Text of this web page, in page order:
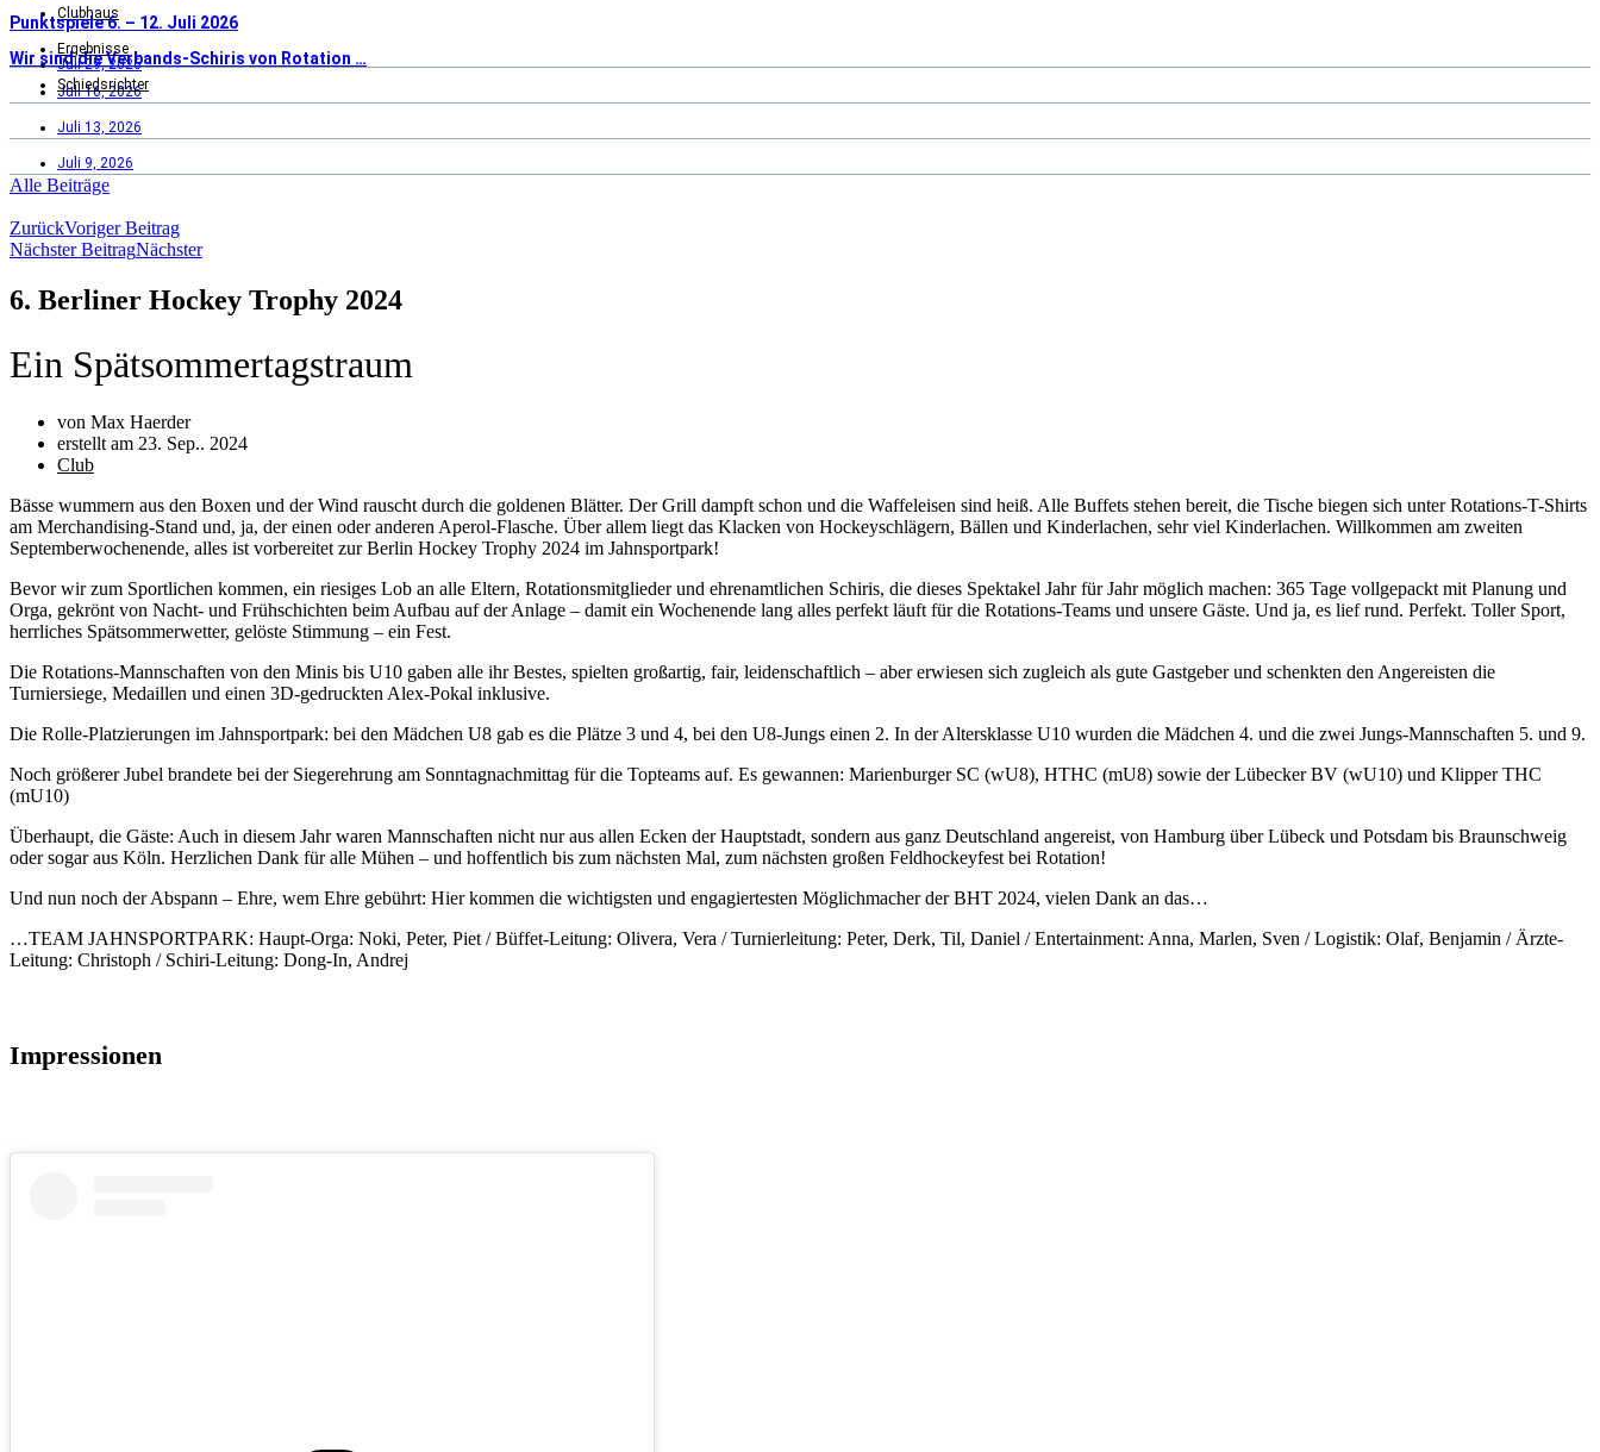
Juli 29, 2026
Juli 16, 2026
Clubhaus
Juli 13, 2026
Punktspiele 6. – 12. Juli 2026
Ergebnisse
Juli 9, 2026
Wir sind die Verbands-Schiris von Rotation …
Schiedsrichter
Alle Beiträge
ZurückVoriger Beitrag
Nächster BeitragNächster
6. Berliner Hockey Trophy 2024
Ein Spätsommertagstraum
von Max Haerder
erstellt am 23. Sep.. 2024
Club
Bässe wummern aus den Boxen und der Wind rauscht durch die goldenen Blätter. Der Grill dampft schon und die Waffeleisen sind heiß. Alle Buffets stehen bereit, die Tische biegen sich unter Rotations-T-Shirts
am Merchandising-Stand und, ja, der einen oder anderen Aperol-Flasche. Über allem liegt das Klacken von Hockeyschlägern, Bällen und Kinderlachen, sehr viel Kinderlachen. Willkommen am zweiten
Septemberwochenende, alles ist vorbereitet zur Berlin Hockey Trophy 2024 im Jahnsportpark!
Bevor wir zum Sportlichen kommen, ein riesiges Lob an alle Eltern, Rotationsmitglieder und ehrenamtlichen Schiris, die dieses Spektakel Jahr für Jahr möglich machen: 365 Tage vollgepackt mit Planung und
Orga, gekrönt von Nacht- und Frühschichten beim Aufbau auf der Anlage – damit ein Wochenende lang alles perfekt läuft für die Rotations-Teams und unsere Gäste. Und ja, es lief rund. Perfekt. Toller Sport,
herrliches Spätsommerwetter, gelöste Stimmung – ein Fest.
Die Rotations-Mannschaften von den Minis bis U10 gaben alle ihr Bestes, spielten großartig, fair, leidenschaftlich – aber erwiesen sich zugleich als gute Gastgeber und schenkten den Angereisten die
Turniersiege, Medaillen und einen 3D-gedruckten Alex-Pokal inklusive.
Die Rolle-Platzierungen im Jahnsportpark: bei den Mädchen U8 gab es die Plätze 3 und 4, bei den U8-Jungs einen 2. In der Altersklasse U10 wurden die Mädchen 4. und die zwei Jungs-Mannschaften 5. und 9.
Noch größerer Jubel brandete bei der Siegerehrung am Sonntagnachmittag für die Topteams auf. Es gewannen: Marienburger SC (wU8), HTHC (mU8) sowie der Lübecker BV (wU10) und Klipper THC
(mU10)
Überhaupt, die Gäste: Auch in diesem Jahr waren Mannschaften nicht nur aus allen Ecken der Hauptstadt, sondern aus ganz Deutschland angereist, von Hamburg über Lübeck und Potsdam bis Braunschweig
oder sogar aus Köln. Herzlichen Dank für alle Mühen – und hoffentlich bis zum nächsten Mal, zum nächsten großen Feldhockeyfest bei Rotation!
Und nun noch der Abspann – Ehre, wem Ehre gebührt: Hier kommen die wichtigsten und engagiertesten Möglichmacher der BHT 2024, vielen Dank an das…
…TEAM JAHNSPORTPARK: Haupt-Orga: Noki, Peter, ⁠Piet / Büffet-Leitung: Olivera, Vera / Turnierleitung: Peter, ⁠Derk, Til, ⁠Daniel / Entertainment: ⁠Anna, Marlen, Sven / Logistik: Olaf, Benjamin / Ärzte-
Leitung: Christoph / Schiri-Leitung: Dong-In, Andrej
Impressionen